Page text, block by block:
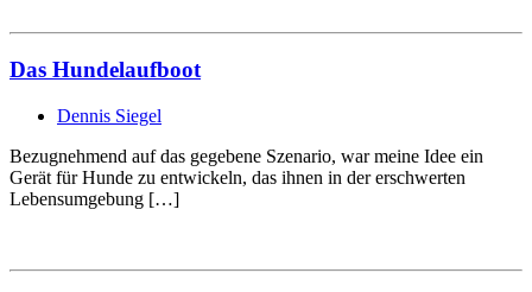
Das Hundelaufboot
Dennis Siegel
Bezugnehmend auf das gegebene Szenario, war meine Idee ein
Gerät für Hunde zu entwickeln, das ihnen in der erschwerten
Lebensumgebung […]